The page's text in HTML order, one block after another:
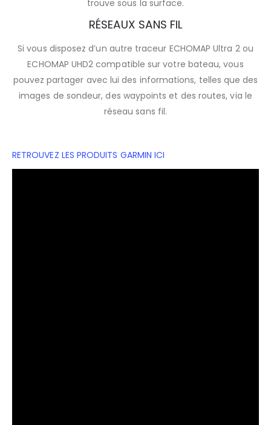
trouve sous la surface.
RÉSEAUX SANS FIL
Si vous disposez d’un autre traceur ECHOMAP Ultra 2 ou
ECHOMAP UHD2 compatible sur votre bateau, vous
pouvez partager avec lui des informations, telles que des
images de sondeur, des waypoints et des routes, via le
réseau sans fil.
RETROUVEZ LES PRODUITS GARMIN ICI